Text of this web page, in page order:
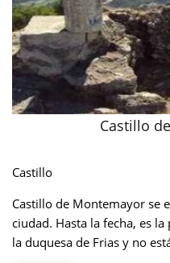
Castillo
Castillo
Castillo de Montemayor se
ciudad. Hasta la fecha, es
la duquesa de Frias y no